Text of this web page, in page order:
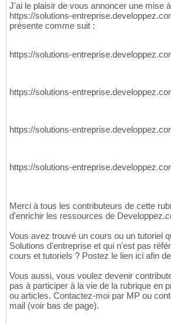
J'ai le plaisir de vous annoncer une mise
https://solutions-
présente comme suit :
https://solutions-
https://solutions-
https://solutions-
https://solutions-
Merci à tous les contributeurs de cette
d'enrichir les ressources de
Vous avez trouvé un cours ou un tutoriel
Solutions d'entreprise et qui n'est pas
cours et tutoriels ? Postez le lien ici afin
Vous aussi, vous voulez devenir
pas à participer à la vie de la rubrique en
ou articles. Contactez-moi par MP ou
mail (voir bas de page).